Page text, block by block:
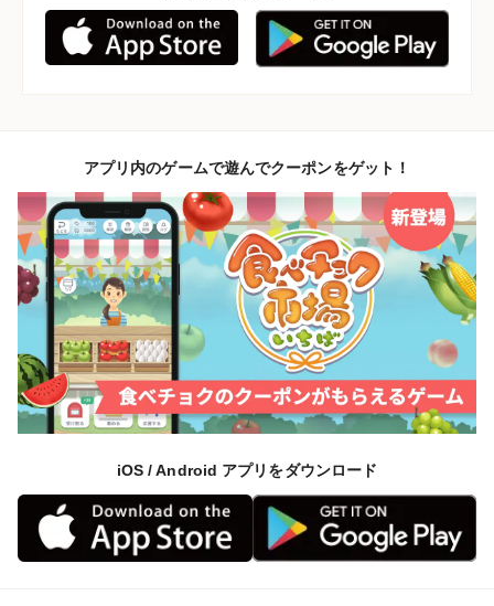
アプリ内のゲームで遊んでクーポンをゲット！
iOS / Android アプリをダウンロード